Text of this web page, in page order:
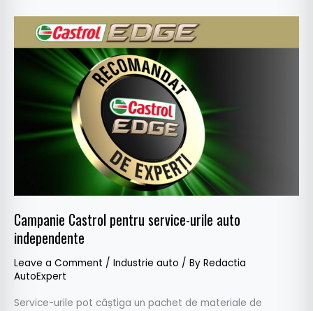
Campanie Castrol pentru service-urile auto
independente
Leave a Comment / Industrie auto / By Redactia
AutoExpert
Service-urile pot câștiga un pachet de materiale de
Campanie
Castrol
pentru
independente